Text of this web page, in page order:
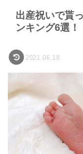
出産祝いで貰
ンキング6選！
2021.06.18